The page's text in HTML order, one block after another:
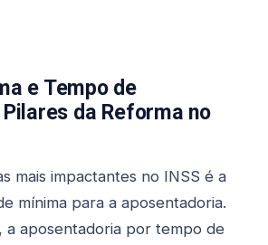
e Tempo de
da Reforma no
mais impactantes no INSS é a
mínima para a aposentadoria.
a aposentadoria por tempo de